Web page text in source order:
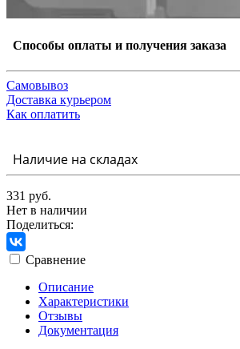
Способы оплаты и получения заказа
Самовывоз
Доставка курьером
Как оплатить
Наличие на складах
331 руб.
Нет в наличии
Поделиться:
Сравнение
Описание
Характеристики
Отзывы
Документация